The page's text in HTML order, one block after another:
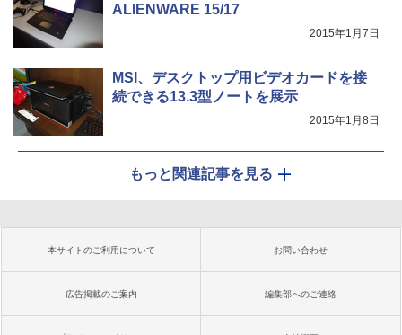
ALIENWARE 15/17
2015年1月7日
MSI、デスクトップ用ビデオカードを接
続できる13.3型ノートを展示
2015年1月8日
もっと関連記事を見る
本サイトのご利用について お問い合わせ
広告掲載のご案内 編集部へのご連絡